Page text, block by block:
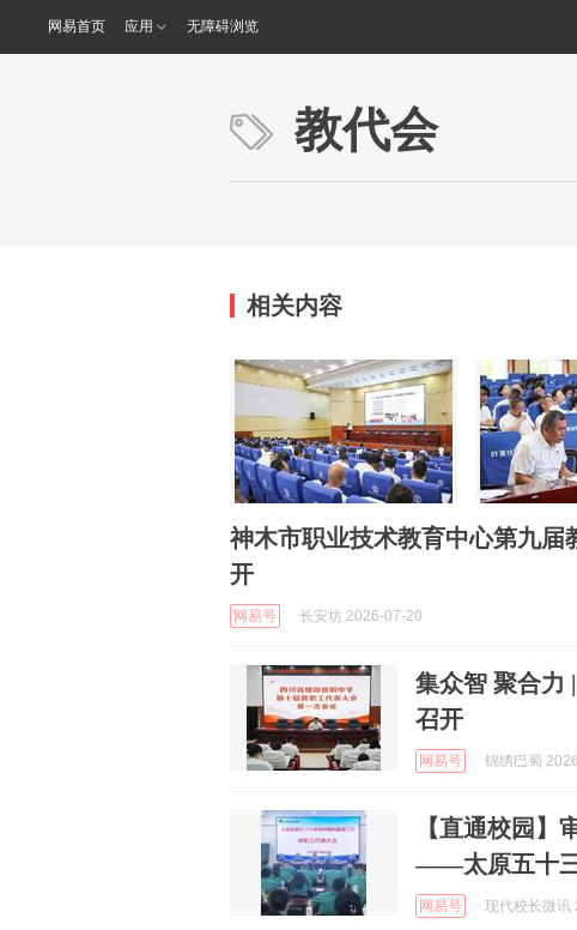
网易首页 应用 无障碍浏览
教代会
相关内容
神木市职业技术教育中心第九届
开
网易号 长安坊 2026-07-20
集众智 聚合力
召开
网易号 锦绣巴蜀
【直通校园】
——太原五十
网易号 现代校长微讯